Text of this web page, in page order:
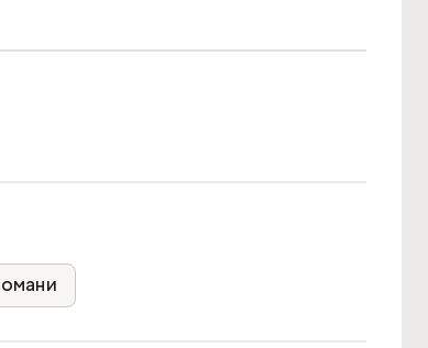
краще розуміти сувору відправницю душ.
яка допоможе їх знайти…